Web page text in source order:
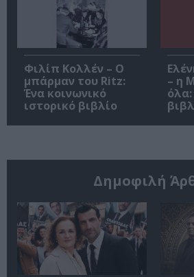
Φιλίπ Κολλέν – Ο
μπάρμαν του Ritz:
Ένα κοινωνικό
ιστορικό βιβλίο
– η
όλα:
Δημοφιλή